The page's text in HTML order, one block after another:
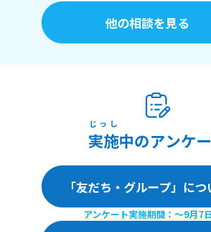
他の相談を見る
実施
じっし
中のアンケ
「友だち・グループ」につ
アンケート実施期間：〜9月7